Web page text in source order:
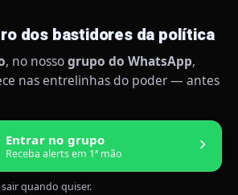
dos bastidores da política
, no nossogrupo do WhatsApp,
nas entrelinhas do poder — antes
Entrar no grupo
Receba alerts em 1ª mão
quando quiser.